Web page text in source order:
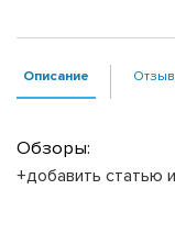
Описание
Обзоры:
+добавить статью